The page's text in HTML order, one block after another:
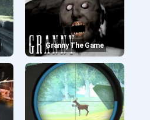
Granny The Game